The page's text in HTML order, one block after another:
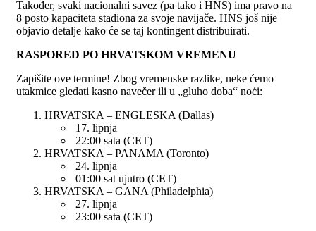
Također, svaki nacionalni savez (pa tako i HNS) ima pravo na
8 posto kapaciteta stadiona za svoje navijače. HNS još nije
objavio detalje kako će se taj kontingent distribuirati.
RASPORED PO HRVATSKOM VREMENU
Zapišite ove termine! Zbog vremenske razlike, neke ćemo
utakmice gledati kasno navečer ili u „gluho doba“ noći:
HRVATSKA – ENGLESKA (Dallas)
17. lipnja
22:00 sata (CET)
HRVATSKA – PANAMA (Toronto)
24. lipnja
01:00 sat ujutro (CET)
HRVATSKA – GANA (Philadelphia)
27. lipnja
23:00 sata (CET)